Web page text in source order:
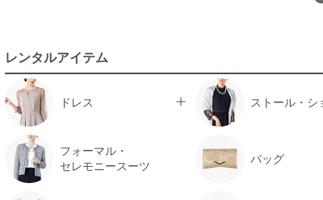
レンタルアイテム
ドレス ストール・シ
フォーマル・
セレモニースーツ
バッグ